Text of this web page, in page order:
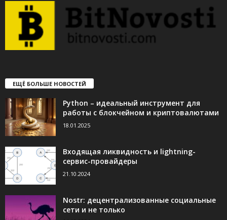
ЕЩЁ БОЛЬШЕ НОВОСТЕЙ
Python – идеальный инструмент для
работы с блокчейном и криптовалютами
18.01.2025
Входящая ликвидность и lightning-
сервис-провайдеры
21.10.2024
Nostr: децентрализованные социальные
сети и не только